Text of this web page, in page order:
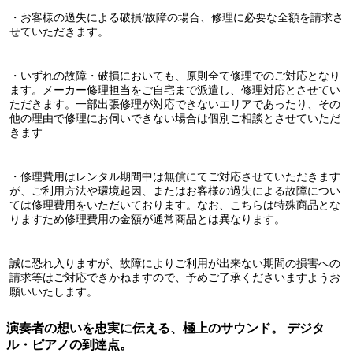
・お客様の過失による破損/故障の場合、修理に必要な全額を請求さ
せていただきます。
・いずれの故障・破損においても、原則全て修理でのご対応となり
ます。メーカー修理担当をご自宅まで派遣し、修理対応とさせてい
ただきます。一部出張修理が対応できないエリアであったり、その
他の理由で修理にお伺いできない場合は個別ご相談とさせていただ
きます
・修理費用はレンタル期間中は無償にてご対応させていただきます
が、ご利用方法や環境起因、またはお客様の過失による故障につい
ては修理費用をいただいております。なお、こちらは特殊商品とな
りますため修理費用の金額が通常商品とは異なります。
誠に恐れ入りますが、故障によりご利用が出来ない期間の損害への
請求等はご対応できかねますので、予めご了承くださいますようお
願いいたします。
演奏者の想いを忠実に伝える、極上のサウンド。 デジタ
ル・ピアノの到達点。